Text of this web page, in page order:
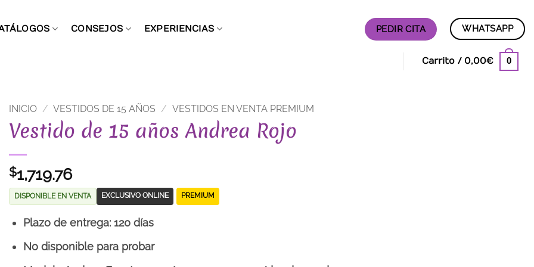
CONSEJOS EXPERIENCIAS PEDIR CITA WHATSAPP
Carrito / 0,00€ 0
INICIO / VESTIDOS DE 15 AÑOS / VESTIDOS EN VENTA PREMIUM
Vestido de 15 años Andrea Rojo
$1,719.76
DISPONIBLE EN VENTA EXCLUSIVO ONLINE PREMIUM
Plazo de entrega: 120 días
No disponible para probar